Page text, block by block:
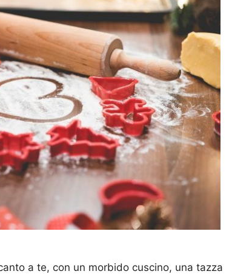
a te, con un morbido cuscino, una tazza